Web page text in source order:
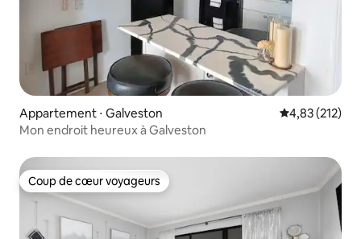
Appartement ⋅ Galveston Évaluation
4,83 (212)
Mon endroit heureux à Galveston
Coup de cœur voyageurs
Coup de cœur voyageurs